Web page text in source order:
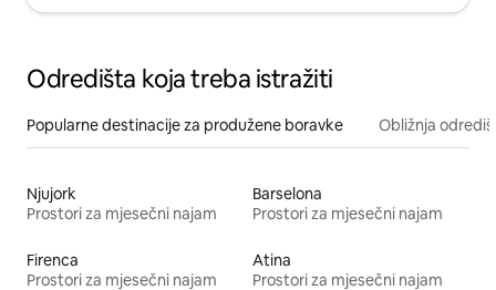
Odredišta koja treba istražiti
Popularne destinacije za produžene boravke Obližnja
Njujork
Prostori za mjesečni najam
Barselona
Prostori za mjesečni najam
Firenca
Prostori za mjesečni najam
Atina
Prostori za mjesečni najam